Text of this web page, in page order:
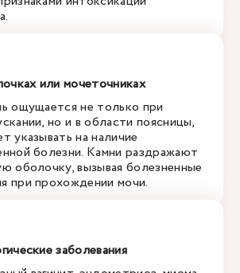
или мочеточниках
ощущается не только при
но и в области поясницы,
указывать на наличие
болезни. Камни раздражают
оболочку, вызывая болезненные
при прохождении мочи.
заболевания